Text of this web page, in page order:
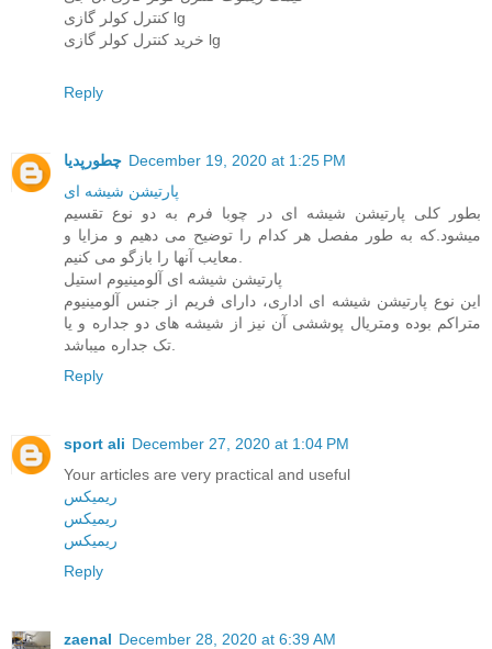
کنترل کولر گازی lg
خرید کنترل کولر گازی lg
Reply
چطورپدیا December 19, 2020 at 1:25 PM
پارتیشن شیشه ای
بطور کلی پارتیشن شیشه ای در چوبا فرم به دو نوع تقسیم
میشود.که به طور مفصل هر کدام را توضیح می دهیم و مزایا و
پارتیشن شیشه ای آلومینیوم استیل
این نوع پارتیشن شیشه ای اداری، دارای فریم از جنس آلومینیوم
متراکم بوده ومتریال پوششی آن نیز از شیشه های دو جداره و یا
Reply
sport ali December 27, 2020 at 1:04 PM
Your articles are very practical and useful
ریمیکس
ریمیکس
ریمیکس
Reply
zaenal December 28, 2020 at 6:39 AM